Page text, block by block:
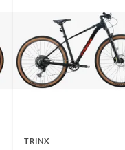
TRINX